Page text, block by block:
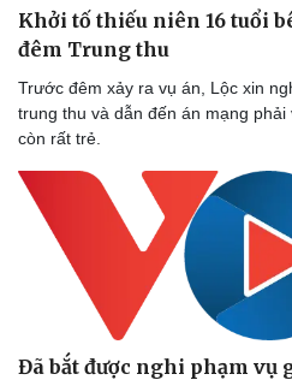
Khởi tố thiếu niên 16 tuổi
đêm Trung thu
Trước đêm xảy ra vụ án, Lộc xin
trung thu và dẫn đến án mạng
còn rất trẻ.
Đã bắt được nghi phạm vụ